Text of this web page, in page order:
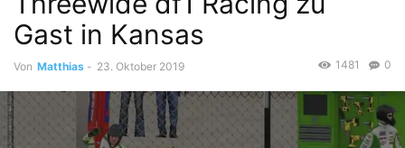
Gast in Kansas
Von Matthias - 23. Oktober 2019 0
1481